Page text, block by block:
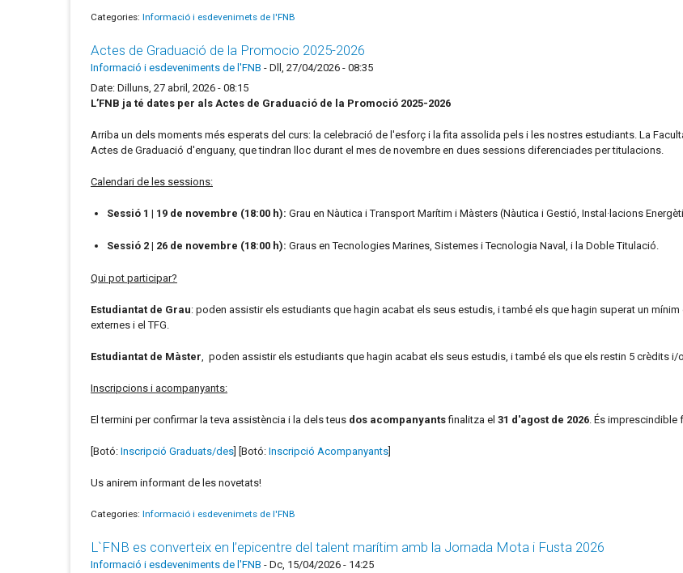
Categories: Informació i esdevenimets de l'FNB
Actes de Graduació de la Promocio 2025-2026
Informació i esdeveniments de l'FNB - Dll, 27/04/2026 - 08:35
Date: Dilluns, 27 abril, 2026 - 08:15
L’FNB ja té dates per als Actes de Graduació de la Promoció 2025-2026
Arriba un dels moments més esperats del curs: la celebració de l'esforç i la fita assolida pels i les nostres estudiants. La
Actes de Graduació d'enguany, que tindran lloc durant el mes de novembre en dues sessions diferenciades per titulacions.
Calendari de les sessions:
Sessió 1 | 19 de novembre (18:00 h): Grau en Nàutica i Transport Marítim i Màsters (Nàutica i Gestió, Instal·lacions
Sessió 2 | 26 de novembre (18:00 h): Graus en Tecnologies Marines, Sistemes i Tecnologia Naval, i la Doble Titulació.
Qui pot participar?
Estudiantat de Grau: poden assistir els estudiants que hagin acabat els seus estudis, i també els que hagin superat un
externes i el TFG.
Estudiantat de Màster, poden assistir els estudiants que hagin acabat els seus estudis, i també els que els restin 5 crèdits i/
Inscripcions i acompanyants:
El termini per confirmar la teva assistència i la dels teus dos acompanyantsfinalitza el 31 d'agost de 2026. És imprescindible
[Botó: Inscripció Graduats/des ] [Botó: Inscripció Acompanyants
Us anirem informant de les novetats!
Categories: Informació i esdevenimets de l'FNB
L`FNB es converteix en l’epicentre del talent marítim amb la Jornada Mota i Fusta 2026
Informació i esdeveniments de l'FNB - Dc, 15/04/2026 - 14:25